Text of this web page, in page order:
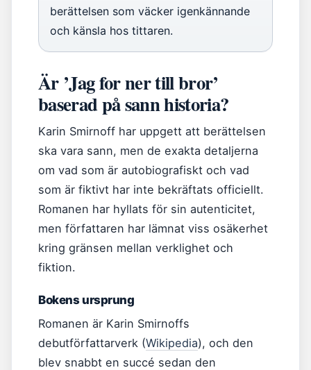
berättelsen som väcker igenkännande
och känsla hos tittaren.
Är ’Jag for ner till bror’
baserad på sann historia?
Karin Smirnoff har uppgett att berättelsen
ska vara sann, men de exakta detaljerna
om vad som är autobiografiskt och vad
som är fiktivt har inte bekräftats officiellt.
Romanen har hyllats för sin autenticitet,
men författaren har lämnat viss osäkerhet
kring gränsen mellan verklighet och
fiktion.
Bokens ursprung
Romanen är Karin Smirnoffs
debutförfattarverk (Wikipedia), och den
blev snabbt en succé sedan den